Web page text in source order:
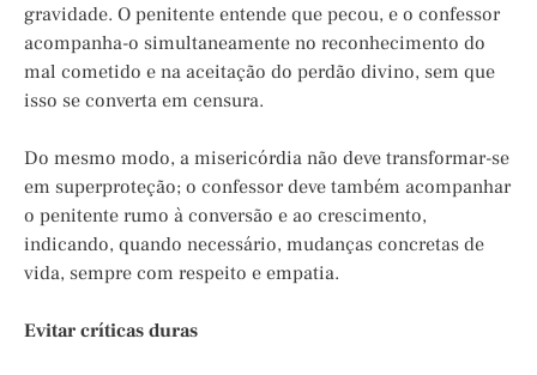
gravidade. O penitente entende que pecou, e o confessor
acompanha-o simultaneamente no reconhecimento do
mal cometido e na aceitação do perdão divino, sem que
isso se converta em censura.
Do mesmo modo, a misericórdia não deve transformar-se
em superproteção; o confessor deve também acompanhar
o penitente rumo à conversão e ao crescimento,
indicando, quando necessário, mudanças concretas de
vida, sempre com respeito e empatia.
Evitar críticas duras